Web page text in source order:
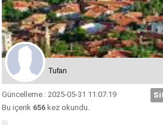
Tufan
Güncelleme : 2025-05-31 11:07:19
Bu içerik 656 kez okundu.